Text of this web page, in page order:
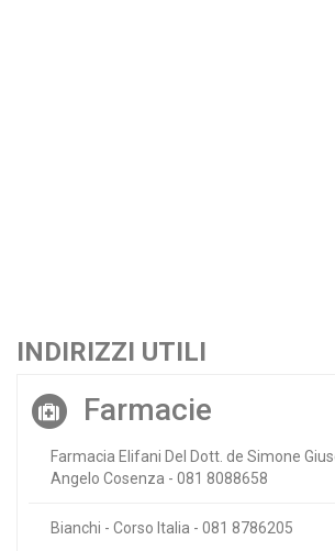
INDIRIZZI UTILI
Farmacie
Farmacia Elifani Del Dott. de Simone
Angelo Cosenza - 081 8088658
Bianchi - Corso Italia - 081 8786205